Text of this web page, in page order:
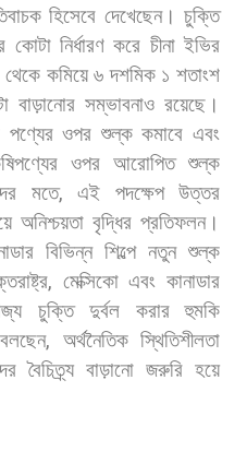
হিসেবে দেখেছেন। চুক্তি
কোটা নির্ধারণ করে চীনা ইভির
থেকে কমিয়ে ৬ দশমিক ১ শতাংশ
বাড়ানোর সম্ভাবনাও রয়েছে।
পণ্যের ওপর শুল্ক কমাবে এবং
ওপর আরোপিত শুল্ক
মতে, এই পদক্ষেপ
উত্তর
অনিশ্চয়তা বৃদ্ধির প্রতিফলন।
বিভিন্ন শিল্পে নতুন শুল্ক
, মেক্সিকো এবং কানাডার
চুক্তি দুর্বল করার
হুমকি
বলছেন, অর্থনৈতিক স্থিতিশীলতা
বৈচিত্র্য বাড়ানো জরুরি হয়ে